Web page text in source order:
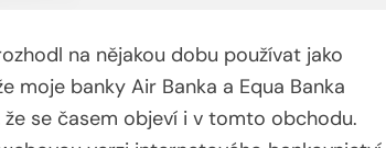
na nějakou dobu používat jako
moje banky Air Banka a Equa Banka
že se časem objeví i v tomto obchodu.